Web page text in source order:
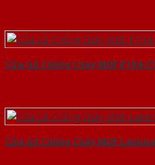
Cửa Gỗ Chống Cháy MDF P1R4-
Cửa Gỗ Chống Cháy MDF